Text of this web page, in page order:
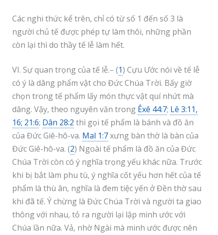
Các nghi thức kể trên, chỉ có từ số 1 đến số 3 là
người chủ tế được phép tự làm thôi, những phần
còn lại thì do thầy tế lễ làm hết.
VI. Sự quan trọng của tế lễ.– (1) Cựu Ước nói về tế lễ
có ý là dâng phẩm vật cho Đức Chúa Trời. Bấy giờ
chọn trong tế phẩm lấy món thực vật quí nhứt mà
dâng. Vậy, theo nguyên văn trong Êxê 44:7; Lê 3:11,
16; 21:6; Dân 28:2 thì gọi tế phẩm là bánh và đồ ăn
của Đức Giê-hô-va. Mal 1:7xưng bàn thờ là bàn của
Đức Giê-hô-va. (2) Ngoài tế phẩm là đồ ăn của Đức
Chúa Trời còn có ý nghĩa trọng yếu khác nữa. Trước
khi bị bắt làm phu tù, ý nghĩa cốt yếu hơn hết của tế
phẩm là thù ân, nghĩa là đem tiệc yến ở Đền thờ sau
khi đã tế. Ý chừng là Đức Chúa Trời và người ta giao
thông với nhau, tỏ ra người lại lập minh ước với
Chúa lần nữa. Vả, nhờ Ngài mà minh ước được nên